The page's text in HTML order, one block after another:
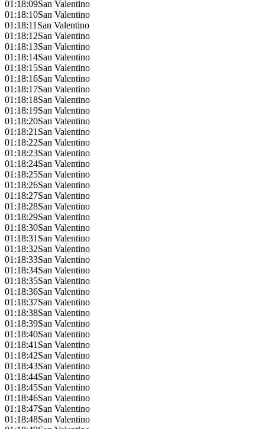
01:18:09San Valentino
01:18:10San Valentino
01:18:11San Valentino
01:18:12San Valentino
01:18:13San Valentino
01:18:14San Valentino
01:18:15San Valentino
01:18:16San Valentino
01:18:17San Valentino
01:18:18San Valentino
01:18:19San Valentino
01:18:20San Valentino
01:18:21San Valentino
01:18:22San Valentino
01:18:23San Valentino
01:18:24San Valentino
01:18:25San Valentino
01:18:26San Valentino
01:18:27San Valentino
01:18:28San Valentino
01:18:29San Valentino
01:18:30San Valentino
01:18:31San Valentino
01:18:32San Valentino
01:18:33San Valentino
01:18:34San Valentino
01:18:35San Valentino
01:18:36San Valentino
01:18:37San Valentino
01:18:38San Valentino
01:18:39San Valentino
01:18:40San Valentino
01:18:41San Valentino
01:18:42San Valentino
01:18:43San Valentino
01:18:44San Valentino
01:18:45San Valentino
01:18:46San Valentino
01:18:47San Valentino
01:18:48San Valentino